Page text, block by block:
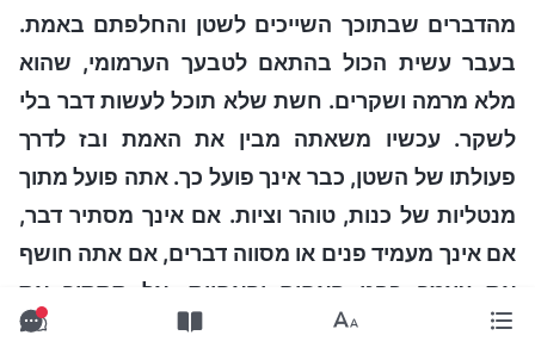
מהדברים שבתוכך השייכים לשטן והחלפתם באמת.
בעבר עשית הכול בהתאם לטבעך הערמומי, שהוא
מלא מרמה ושקרים. חשת שלא תוכל לעשות דבר בלי
לשקר. עכשיו משאתה מבין את האמת ובז לדרך
פעולתו של השטן, כבר אינך פועל כך. אתה פועל מתוך
מנטליות של כנות, טוהר וציות. אם אינך מסתיר דבר,
אם אינך מעמיד פנים או מסווה דברים, אם אתה חושף
את עצמך בפני האחים והאחיות, אל תסתיר את
הרעיונות והמחשבות הפנימיים ביותר שלך אלא,